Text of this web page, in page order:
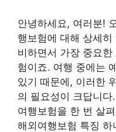
안녕하세요, 여러분!
행보험에 대해 상세
비하면서 가장 중요
험이죠. 여행 중에는
있기 때문에, 이러한
의 필요성이 크답니
여행보험을 한 번 살
해외여행보험 특징